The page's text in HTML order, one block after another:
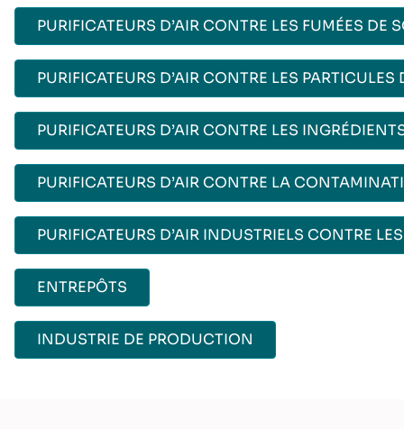
PURIFICATEURS D’AIR CONTRE LES FUMÉES DE
PURIFICATEURS D’AIR CONTRE LES
PURIFICATEURS D’AIR CONTRE LES
PURIFICATEURS D’AIR CONTRE LA
PURIFICATEURS D’AIR INDUSTRIELS CONTRE
ENTREPÔTS
INDUSTRIE DE PRODUCTION